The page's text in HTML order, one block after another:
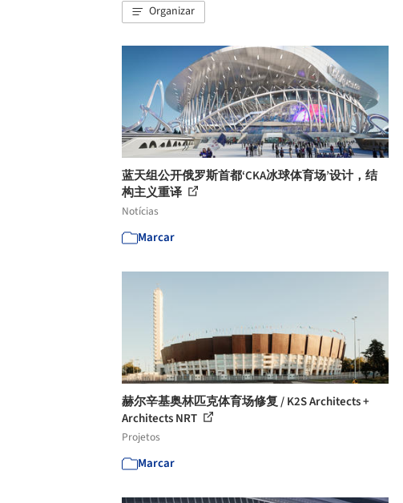
Organizar
蓝天组公开俄罗斯首都‘CKA冰球体育场’设计，结
构主义重译
Notícias
Marcar
赫尔辛基奥林匹克体育场修复 / K2S Architects +
Architects NRT
Projetos
Marcar